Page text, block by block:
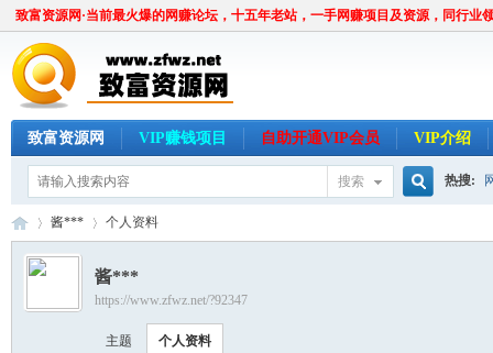
致富资源网·当前最火爆的网赚论坛，十五年老站，一手网赚项目及资源，同行业
致富资源网 VIP赚钱项目 自助开通VIP会员 VIP介绍
搜索 热搜:
›
酱*** 个人资料
酱***
https://www.zfwz.net/?92347
主题 个人资料